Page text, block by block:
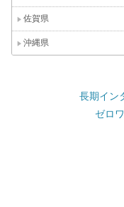
佐賀県
沖縄県
長期イン
ゼロ